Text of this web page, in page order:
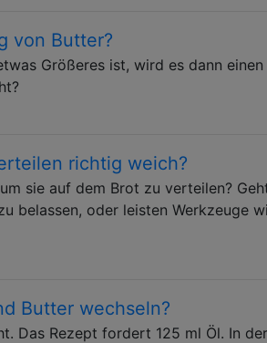
von Butter?
Größeres ist, wird es dann
richtig weich?
sie auf dem Brot zu verteilen?
belassen, oder leisten Werkzeuge
Butter wechseln?
Das Rezept fordert 125 ml Öl. In